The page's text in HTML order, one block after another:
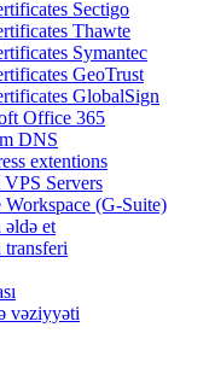
Sectigo
Thawte
Symantec
GeoTrust
GlobalSign
Office 365
DNS
extentions
Servers
Workspace (G-Suite)
əldə et
transferi
vəziyyəti